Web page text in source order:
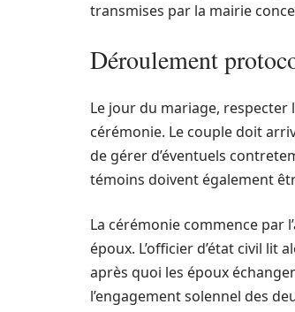
transmises par la mairie
Déroulement
Le jour du mariage,
cérémonie. Le couple doit
de gérer d’éventuels
témoins doivent également
La cérémonie commence par
époux. L’officier d’état civil lit
après quoi les époux
l’engagement solennel des